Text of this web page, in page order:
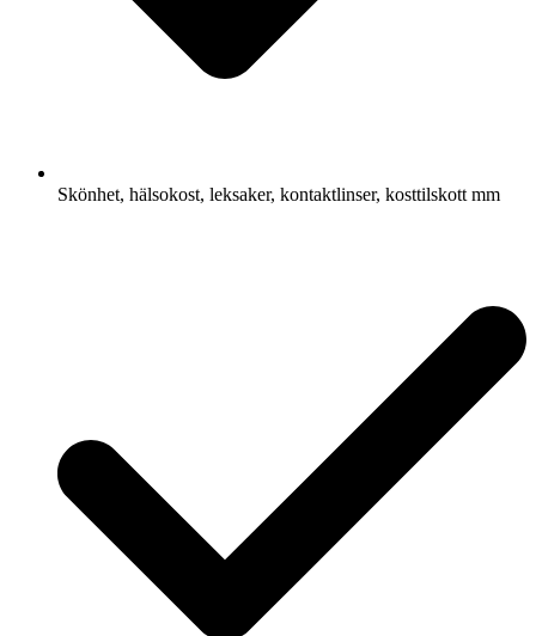
Skönhet, hälsokost, leksaker, kontaktlinser, kosttilskott mm